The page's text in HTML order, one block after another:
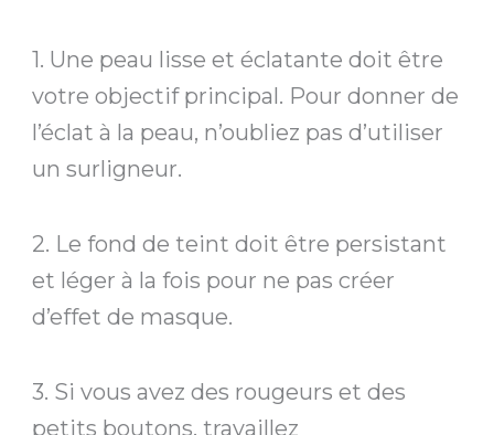
1. Une peau lisse et éclatante doit être
votre objectif principal. Pour donner de
l’éclat à la peau, n’oubliez pas d’utiliser
un surligneur.
2. Le fond de teint doit être persistant
et léger à la fois pour ne pas créer
d’effet de masque.
3. Si vous avez des rougeurs et des
petits boutons, travaillez